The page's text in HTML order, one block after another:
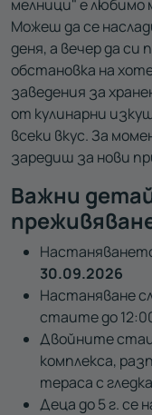
мелници" е любимо
Можеш да се
деня, а вечер да
обстановка на
заведения за
от кулинарни
всеки вкус. За
заредиш за нови
Важни
30.09.2026
Настаняване
стаите до
Двойните
комплекса,
тераса с
Деца до 5 г. се